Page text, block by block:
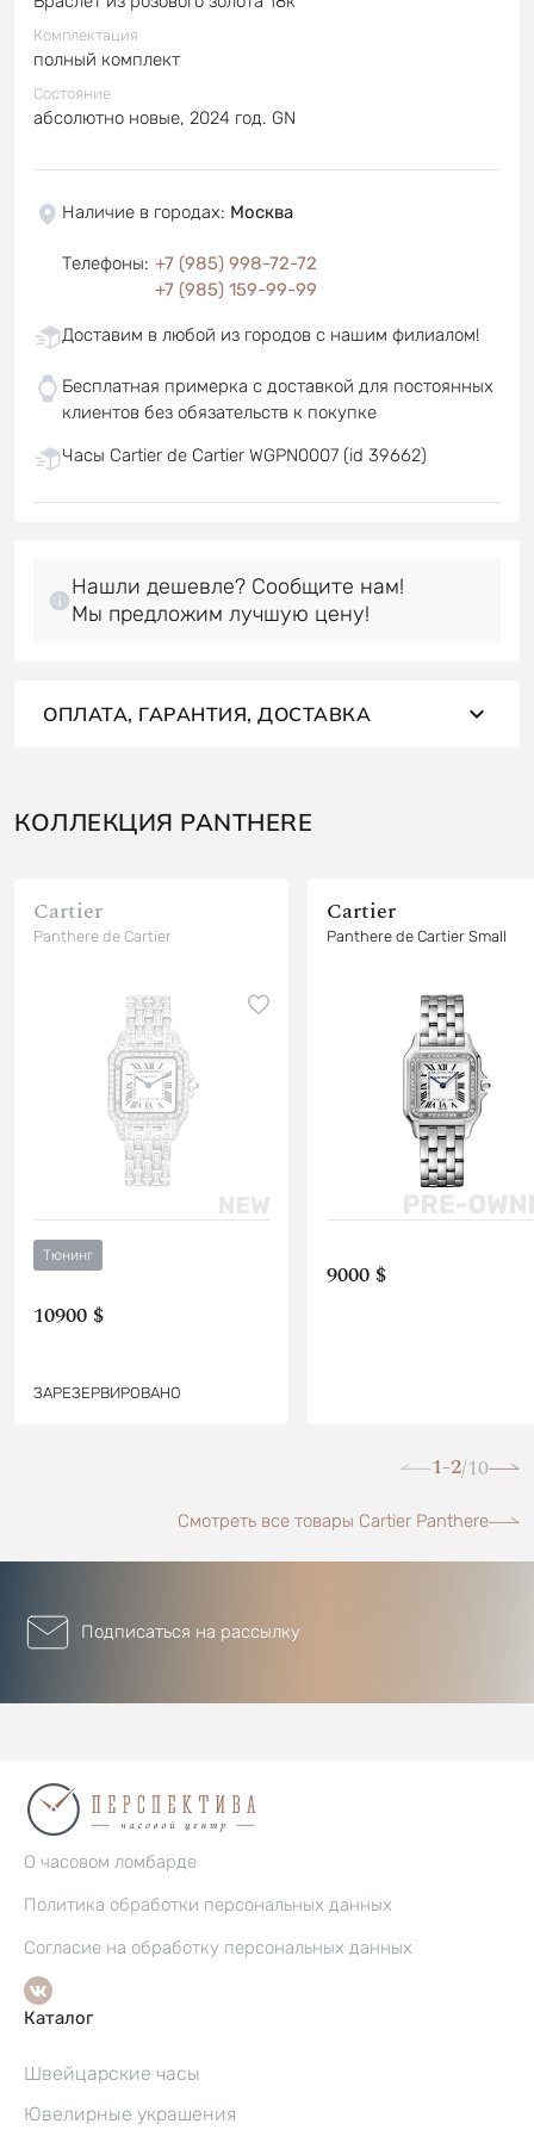
Комплектация
полный комплект
Состояние
абсолютно новые, 2024 год. GN
Наличие в городах: Москва
Телефоны: +7 (985) 998-72-72
+7 (985) 159-99-99
Доставим в любой из городов с нашим филиалом!
Бесплатная примерка с доставкой для постоянных
клиентов без обязательств к покупке
Часы Cartier de Cartier WGPN0007 (id 39662)
Нашли дешевле? Сообщите нам!
Мы предложим лучшую цену!
ОПЛАТА, ГАРАНТИЯ, ДОСТАВКА
КОЛЛЕКЦИЯ PANTHERE
Cartier
Panthere de Cartier
Тюнинг
10900 $
ЗАРЕЗЕРВИРОВАНО
Cartier
Panthere de Cartier Small
9000 $
1-2/10
Смотреть все товары Cartier Panthere
Подписаться на рассылку
О часовом ломбарде
Политика обработки персональных данных
Согласие на обработку персональных данных
Каталог
Швейцарские часы
Ювелирные украшения